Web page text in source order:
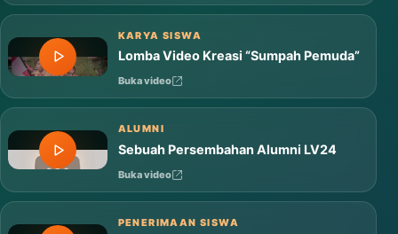
KARYA SISWA
Lomba Video Kreasi “Sumpah Pemuda”
Buka video
ALUMNI
Sebuah Persembahan Alumni LV24
Buka video
PENERIMAAN SISWA